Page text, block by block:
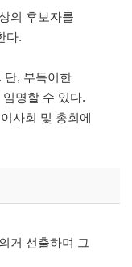
의 후보자를
다.
단, 부득이한
명할 수 있다.
사회 및 총회에
거 선출하며 그